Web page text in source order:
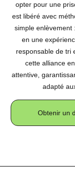
opter pour une
est libéré avec
simple enlèvement
en une
responsable de tri
cette alliance
attentive,
adapté
Obtenir un